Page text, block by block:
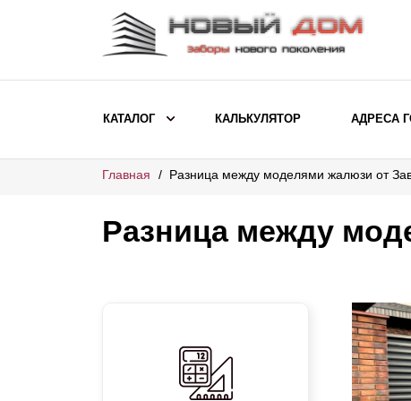
КАТАЛОГ
ВЫБОР ПО МОДЕЛИ
Заборы Хай-тек
Заборы и ограждения для детских
КАЛЬКУЛЯТОР АДРЕСА
Главная Разница между моделями жалюзи от
Разница между